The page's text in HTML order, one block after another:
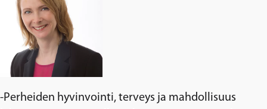
-Perheiden hyvinvointi, terveys ja mahdollisuus